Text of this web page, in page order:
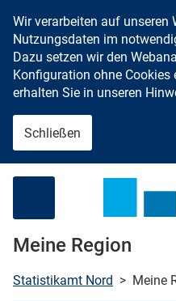
Wir verarbeiten auf unseren
Nutzungsdaten im
Dazu setzen wir den
Konfiguration ohne
erhalten Sie in unseren
Schließen
Meine Region
Statistikamt Nord > Meine